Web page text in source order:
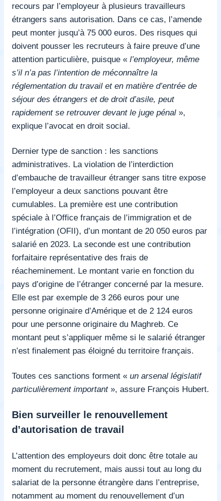
recours par l’employeur à plusieurs travailleurs
étrangers sans autorisation. Dans ce cas, l’amende
peut monter jusqu’à 75 000 euros. Des risques qui
doivent pousser les recruteurs à faire preuve d’une
attention particulière, puisque « l’employeur, même
s’il n’a pas l’intention de méconnaître la
réglementation du travail et en matière d’entrée de
séjour des étrangers et de droit d’asile, peut
rapidement se retrouver devant le juge pénal »,
explique l’avocat en droit social.
Dernier type de sanction : les sanctions
administratives. La violation de l’interdiction
d’embauche de travailleur étranger sans titre expose
l’employeur a deux sanctions pouvant être
cumulables. La première est une contribution
spéciale à l’Office français de l’immigration et de
l’intégration (OFII), d’un montant de 20 050 euros par
salarié en 2023. La seconde est une contribution
forfaitaire représentative des frais de
réacheminement. Le montant varie en fonction du
pays d’origine de l’étranger concerné par la mesure.
Elle est par exemple de 3 266 euros pour une
personne originaire d’Amérique et de 2 124 euros
pour une personne originaire du Maghreb. Ce
montant peut s’appliquer même si le salarié étranger
n’est finalement pas éloigné du territoire français.
Toutes ces sanctions forment « un arsenal législatif
particulièrement important», assure François Hubert.
Bien surveiller le renouvellement
d’autorisation de travail
L’attention des employeurs doit donc être totale au
moment du recrutement, mais aussi tout au long du
salariat de la personne étrangère dans l’entreprise,
notamment au moment du renouvellement d’un